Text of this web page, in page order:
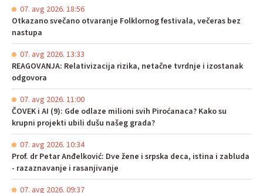
07. avg 2026. 18:56
Otkazano svečano otvaranje Folklornog festivala, večeras bez
nastupa
07. avg 2026. 13:33
REAGOVANJA: Relativizacija rizika, netačne tvrdnje i izostanak
odgovora
07. avg 2026. 11:00
ČOVEK i AI (9): Gde odlaze milioni svih Piroćanaca? Kako su
krupni projekti ubili dušu našeg grada?
07. avg 2026. 10:34
Prof. dr Petar Anđelković: Dve žene i srpska deca, istina i zabluda
- razaznavanje i rasanjivanje
07. avg 2026. 09:37